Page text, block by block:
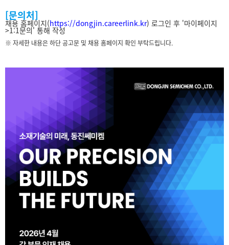
[문의처]
채용 홈페이지(https://dongjin.careerlink.kr) 로그인 후 '마이페이지
>1:1문의' 통해 작성
※ 자세한 내용은 하단 공고문 및 채용 홈페이지 확인 부탁드립니다.